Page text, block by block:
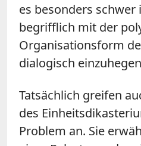
es besonders schwer
begrifflich mit der
Organisationsform
dialogisch
Tatsächlich greifen
des
Problem an. Sie